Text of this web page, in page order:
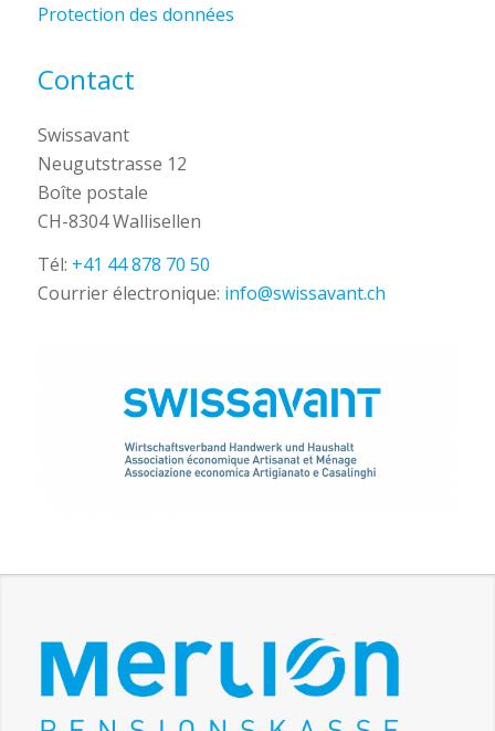
Protection des données
Contact
Swissavant
Neugutstrasse 12
Boîte postale
CH-8304 Wallisellen
Tél: +41 44 878 70 50
Courrier électronique: info@swissavant.ch